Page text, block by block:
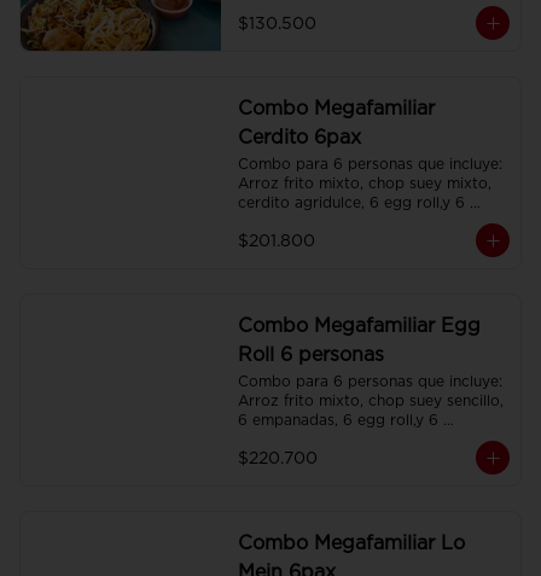
$130.500
Combo Megafamiliar
Cerdito 6pax
Combo para 6 personas que incluye:
Arroz frito mixto, chop suey mixto,
cerdito agridulce, 6 egg roll,y 6
individuales.
$201.800
Combo Megafamiliar Egg
Roll 6 personas
Combo para 6 personas que incluye:
Arroz frito mixto, chop suey sencillo,
6 empanadas, 6 egg roll,y 6
individuales.
$220.700
Combo Megafamiliar Lo